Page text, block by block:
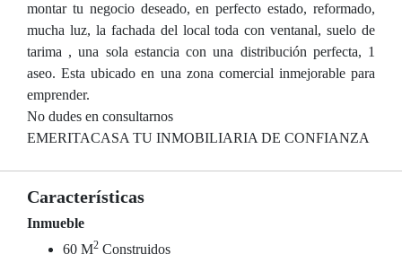
montar tu negocio deseado, en perfecto estado, reformado,
mucha luz, la fachada del local toda con ventanal, suelo de
tarima , una sola estancia con una distribución perfecta, 1
aseo. Esta ubicado en una zona comercial inmejorable para
emprender.
No dudes en consultarnos
EMERITACASA TU INMOBILIARIA DE CONFIANZA
Características
Inmueble
60 M2 Construidos